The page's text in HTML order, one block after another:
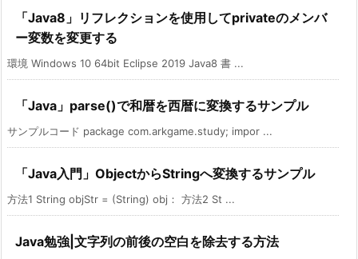
「Java8」リフレクションを使用してprivateのメンバ
ー変数を変更する
環境 Windows 10 64bit Eclipse 2019 Java8 書 ...
「Java」parse()で和暦を西暦に変換するサンプル
サンプルコード package com.arkgame.study; impor ...
「Java入門」ObjectからStringへ変換するサンプル
方法1 String objStr = (String) obj： 方法2 St ...
Java勉強|文字列の前後の空白を除去する方法